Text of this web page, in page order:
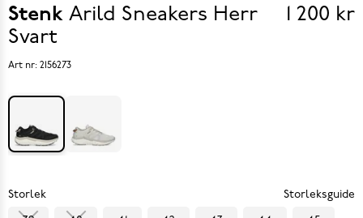
Stenk Arild Sneakers Herr
Svart
Pris
1 200 kr
Art nr: 2156273
Storlek Storleksguide